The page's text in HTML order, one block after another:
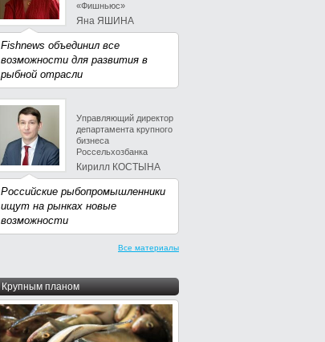
«Фишньюс»
Яна ЯШИНА
Fishnews объединил все
возможности для развития в
рыбной отрасли
Управляющий директор
департамента крупного
бизнеса
Россельхозбанка
Кирилл КОСТЫНА
Российские рыбопромышленники
ищут на рынках новые
возможности
Все материалы
Крупным планом